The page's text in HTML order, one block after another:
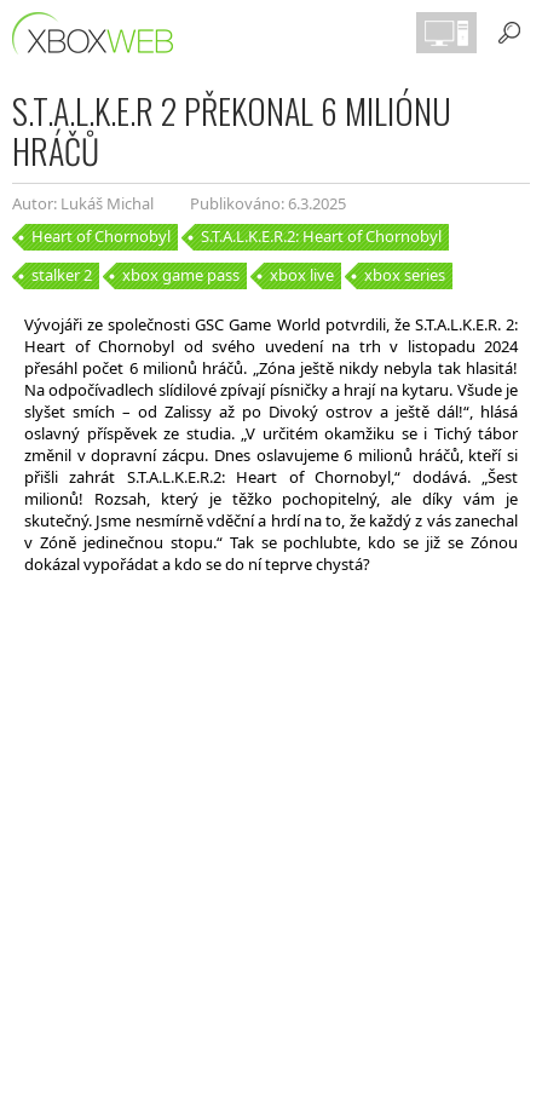
S.T.A.L.K.E.R 2 PŘEKONAL 6 MILIÓNU
HRÁČŮ
Autor: Lukáš Michal
Publikováno: 6.3.2025
Heart of Chornobyl
S.T.A.L.K.E.R.2: Heart of Chornobyl
stalker 2
xbox game pass xbox live xbox series
Vývojáři ze společnosti GSC Game World potvrdili, že S.T.A.L.K.E.R. 2:
Heart of Chornobyl od svého uvedení na trh v listopadu 2024
přesáhl počet 6 milionů hráčů. „Zóna ještě nikdy nebyla tak hlasitá!
Na odpočívadlech slídilové zpívají písničky a hrají na kytaru. Všude je
slyšet smích – od Zalissy až po Divoký ostrov a ještě dál!“, hlásá
oslavný příspěvek ze studia. „V určitém okamžiku se i Tichý tábor
změnil v dopravní zácpu. Dnes oslavujeme 6 milionů hráčů, kteří si
přišli zahrát S.T.A.L.K.E.R.2: Heart of Chornobyl,“ dodává. „Šest
milionů! Rozsah, který je těžko pochopitelný, ale díky vám je
skutečný. Jsme nesmírně vděční a hrdí na to, že každý z vás zanechal
v Zóně jedinečnou stopu.“ Tak se pochlubte, kdo se již se Zónou
dokázal vypořádat a kdo se do ní teprve chystá?